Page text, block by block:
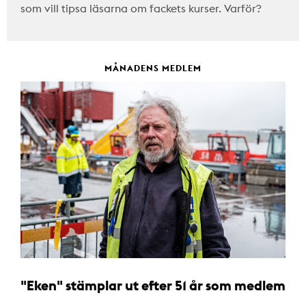
som vill tipsa läsarna om fackets kurser. Varför?
MÅNADENS MEDLEM
"Eken" stämplar ut efter 51 år som medlem